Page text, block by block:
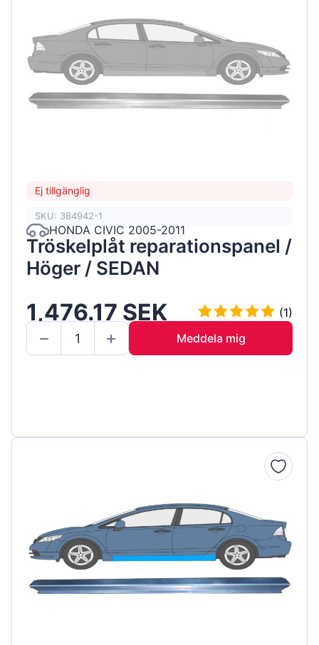
Ej tillgänglig
SKU: 384942-1
HONDA CIVIC 2005-2011
Tröskelplåt reparationspanel /
Höger / SEDAN
1,476.17 SEK
(1)
Meddela mig